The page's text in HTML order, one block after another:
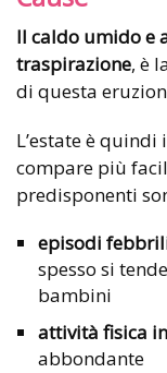
Il caldo umido e
traspirazione, è
di questa
L’estate è
compare più
predisponenti
episodi
spesso si
bambini
attività fisica
abbondante